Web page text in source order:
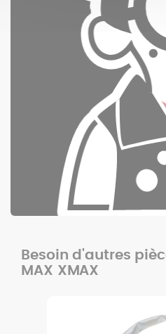
Besoin d'autres
MAX XMAX